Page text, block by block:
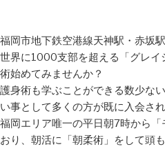
福岡市地下鉄空港線天神駅・赤坂
世界に1000支部を超える「グレイ
術始めてみませんか？
護身術も学ぶことができる数少な
い事として多くの方が既に入会さ
福岡エリア唯一の平日朝7時から
おり、朝活に「朝柔術」をして頭